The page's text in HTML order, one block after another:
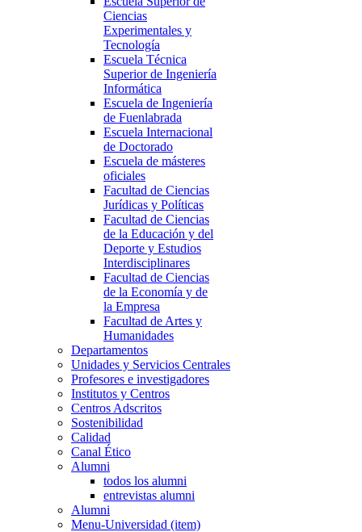
Ciencias
Experimentales y
Tecnología
Escuela Técnica
Superior de Ingeniería
Informática
Escuela de Ingeniería
de Fuenlabrada
Escuela Internacional
de Doctorado
Escuela de másteres
oficiales
Facultad de Ciencias
Jurídicas y Políticas
Facultad de Ciencias
de la Educación y del
Deporte y Estudios
Interdisciplinares
Facultad de Ciencias
de la Economía y de
la Empresa
Facultad de Artes y
Humanidades
Departamentos
Unidades y Servicios Centrales
Profesores e investigadores
Institutos y Centros
Centros Adscritos
Sostenibilidad
Calidad
Canal Ético
Alumni
todos los alumni
entrevistas alumni
Alumni
Menu-Universidad (item)